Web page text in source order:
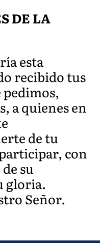
DE LA
esta
recibido tus
pedimos,
a quienes en
de tu
con
su
gloria.
Señor.